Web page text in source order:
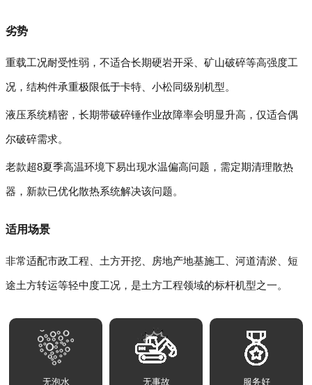
劣势
重载工况耐受性弱，不适合长期硬岩开采、矿山破碎等高强度工
况，结构件承重极限低于卡特、小松同级别机型。
液压系统精密，长期带破碎锤作业故障率会明显升高，仅适合偶
尔破碎需求。
老款超8夏季高温环境下易出现水温偏高问题，需定期清理散热
器，新款已优化散热系统解决该问题。
适用场景
非常适配市政工程、土方开挖、房地产地基施工、河道清淤、短
途土方转运等轻中度工况，是土方工程领域的标杆机型之一。
无泡水 无事故 服务好